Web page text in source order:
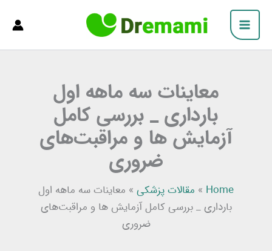
رفتن
محتوا
Main
Menu
معاینات سه ماهه اول
بارداری _ بررسی کامل
آزمایش‌ ها و مراقبت‌های
ضروری
Home
» مقالات پزشکی » معاینات سه ماهه اول
بارداری _ بررسی کامل آزمایش‌ ها و مراقبت‌های
ضروری